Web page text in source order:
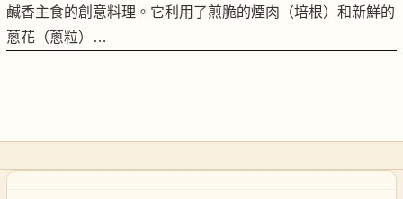
鹹香主食的創意料理。它利用了煎脆的煙肉（培根）和新鮮的
蔥花（蔥粒）…